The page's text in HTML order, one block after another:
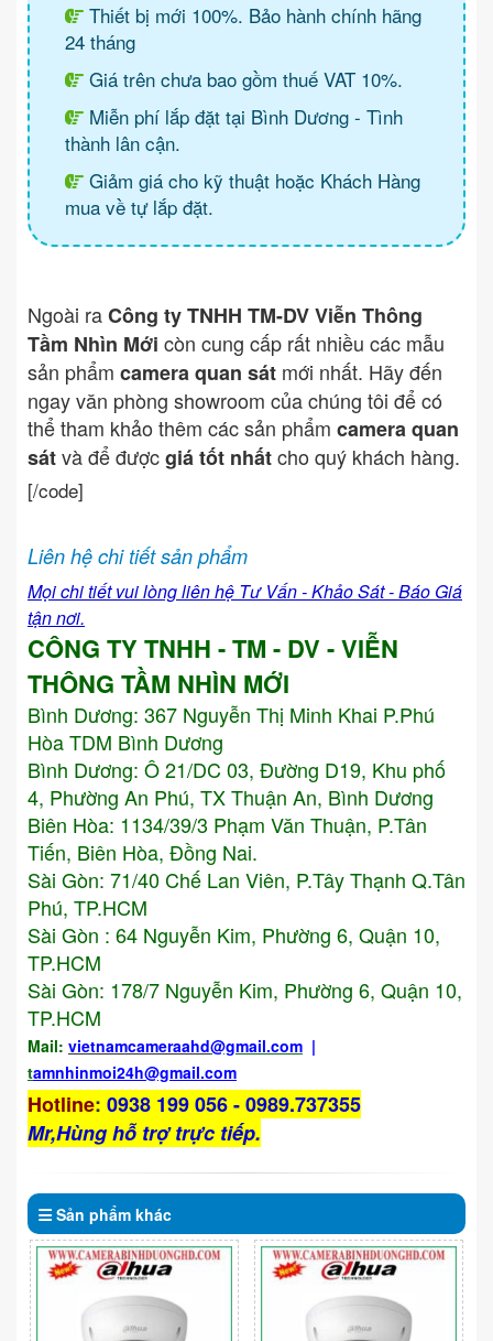
Thiết bị mới 100%. Bảo hành chính hãng
24 tháng
Giá trên chưa bao gồm thuế VAT 10%.
Miễn phí lắp đặt tại Bình Dương - Tình
thành lân cận.
Giảm giá cho kỹ thuật hoặc Khách Hàng
mua về tự lắp đặt.
Ngoài raCông ty TNHH TM-DV Viễn Thông
Tầm Nhìn Mới còn cung cấp rất nhiều các mẫu
sản phẩm camera quan sát mới nhất. Hãy đến
ngay văn phòng showroom của chúng tôi để có
thể tham khảo thêm các sản phẩm camera quan
sátvà để đượcgiá tốt nhấtcho quý khách hàng.
[/code]
Liên hệ chi tiết sản phẩm
Mọi chi tiết vui lòng liên hệ Tư Vấn - Khảo Sát - Báo Giá
tận nơi.
CÔNG TY TNHH - TM - DV - VIỄN
THÔNG TẦM NHÌN MỚI
Bình Dương: 367 Nguyễn Thị Minh Khai P.Phú
Hòa TDM Bình Dương
Bình Dương: Ô 21/DC 03, Đường D19, Khu phố
4, Phường An Phú, TX Thuận An, Bình Dương
Biên Hòa: 1134/39/3 Phạm Văn Thuận, P.Tân
Tiến, Biên Hòa, Đồng Nai.
Sài Gòn: 71/40 Chế Lan Viên, P.Tây Thạnh Q.Tân
Phú, TP.HCM
Sài Gòn : 64 Nguyễn Kim, Phường 6, Quận 10,
TP.HCM
Sài Gòn: 178/7 Nguyễn Kim, Phường 6, Quận 10,
TP.HCM
Mail: vietnamcameraahd@gmail.com |
tamnhinmoi24h@gmail.com
Hotline: 0938 199 056 - 0989.737355
Mr,Hùng hỗ trợ trực tiếp.
Sản phẩm khác